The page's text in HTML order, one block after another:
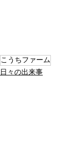
こうちファーム
日々の出来事